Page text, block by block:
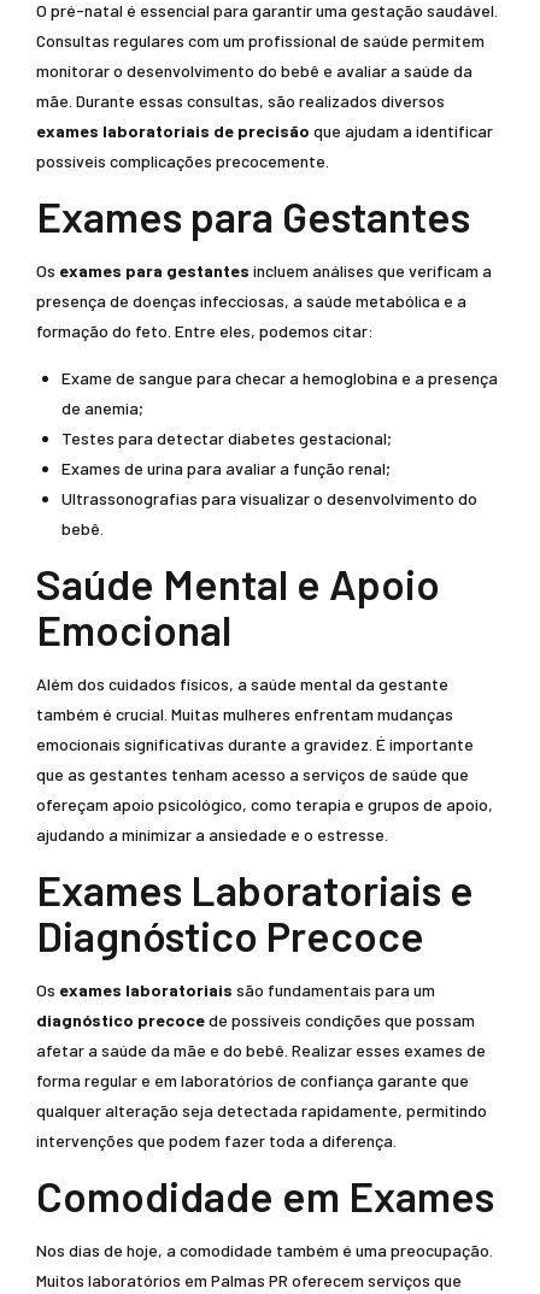
O pré-natal é essencial para garantir uma gestação saudável.
Consultas regulares com um profissional de saúde permitem
monitorar o desenvolvimento do bebê e avaliar a saúde da
mãe. Durante essas consultas, são realizados diversos
exames laboratoriais de precisão que ajudam a identificar
possíveis complicações precocemente.
Exames para Gestantes
Os exames para gestantes incluem análises que verificam a
presença de doenças infecciosas, a saúde metabólica e a
formação do feto. Entre eles, podemos citar:
Exame de sangue para checar a hemoglobina e a presença
de anemia;
Testes para detectar diabetes gestacional;
Exames de urina para avaliar a função renal;
Ultrassonografias para visualizar o desenvolvimento do
bebê.
Saúde Mental e Apoio
Emocional
Além dos cuidados físicos, a saúde mental da gestante
também é crucial. Muitas mulheres enfrentam mudanças
emocionais significativas durante a gravidez. É importante
que as gestantes tenham acesso a serviços de saúde que
ofereçam apoio psicológico, como terapia e grupos de apoio,
ajudando a minimizar a ansiedade e o estresse.
Exames Laboratoriais e
Diagnóstico Precoce
Os exames laboratoriais são fundamentais para um
diagnóstico precocede possíveis condições que possam
afetar a saúde da mãe e do bebê. Realizar esses exames de
forma regular e em laboratórios de confiança garante que
qualquer alteração seja detectada rapidamente, permitindo
intervenções que podem fazer toda a diferença.
Comodidade em Exames
Nos dias de hoje, a comodidade também é uma preocupação.
Muitos laboratórios em Palmas PR oferecem serviços que